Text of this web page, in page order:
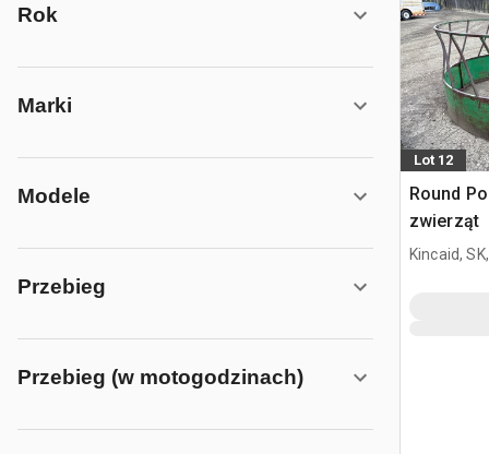
Rok
Marki
Modele
Przebieg
Przebieg (w motogodzinach)
Lot 12
Round
zwierząt
Kincaid,